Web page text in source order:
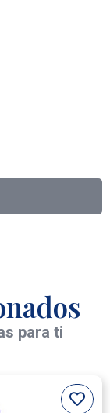
para ti